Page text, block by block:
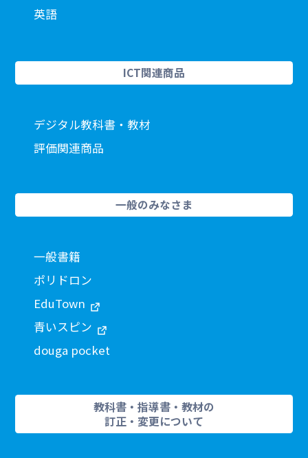
英語
ICT関連商品
デジタル教科書・教材
評価関連商品
一般のみなさま
一般書籍
ポリドロン
EduTown
青いスピン
douga pocket
教科書・指導書・教材の
訂正・変更について